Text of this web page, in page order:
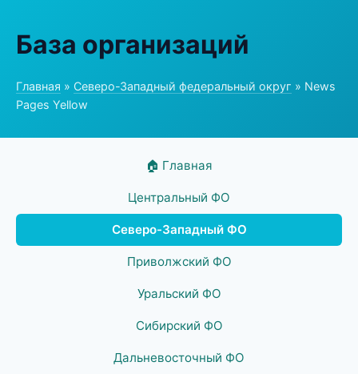
База организаций
Главная » Северо-Западный федеральный округ » News
Pages Yellow
🏠 Главная
Центральный ФО
Северо-Западный ФО
Приволжский ФО
Уральский ФО
Сибирский ФО
Дальневосточный ФО